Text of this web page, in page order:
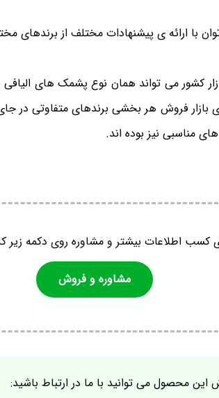
با ارائه ی پیشنهادات مختلف از برندهای
شده در بازار کشور می تواند همان نوع پشمک های
بازار فروش هر بخشی برندهای متفاوتی در
مناسبی نیز بوده اند.
کسب اطلاعات بیشتر و مشاوره روی دکمه زیر
مشاوره و فروش
محصول می توانید با ما در ارتباط باشید: